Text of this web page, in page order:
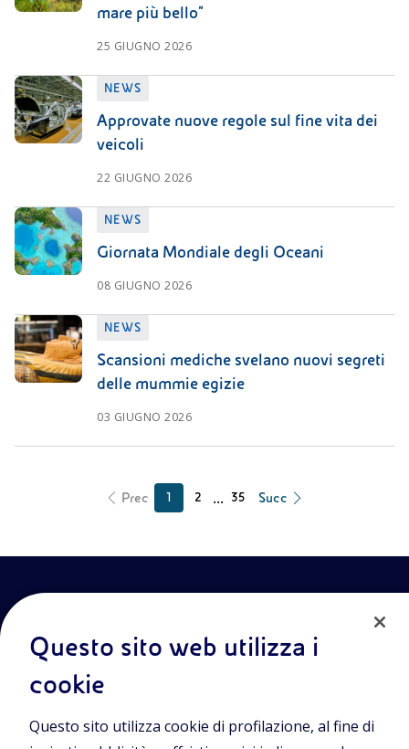
mare più bello”
25 GIUGNO 2026
NEWS
Approvate nuove regole sul fine vita dei
veicoli
22 GIUGNO 2026
NEWS
Giornata Mondiale degli Oceani
08 GIUGNO 2026
NEWS
Scansioni mediche svelano nuovi segreti
delle mummie egizie
03 GIUGNO 2026
Prec 1 2 ... 35 Succ
Entra nel mondo Eniscuola.Scopri gli strumenti e le
metodologie innovative per la didattica e naviga tra contenuti
multimediali, lezioni digitali e approfondimenti sui grandi temi
Questo sito web utilizza i
cookie
Questo sito utilizza cookie di profilazione, al fine di